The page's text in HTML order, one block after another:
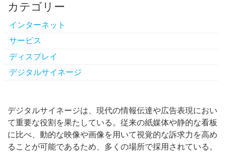
カテゴリー
インターネット
サービス
ディスプレイ
デジタルサイネージ
デジタルサイネージは、現代の情報伝達や広告表現におい
て重要な役割を果たしている。 従来の紙媒体や静的な看板
に比べ、動的な映像や画像を用いて視覚的な訴求力を高め
ることが可能であるため、多くの場所で採用されている。